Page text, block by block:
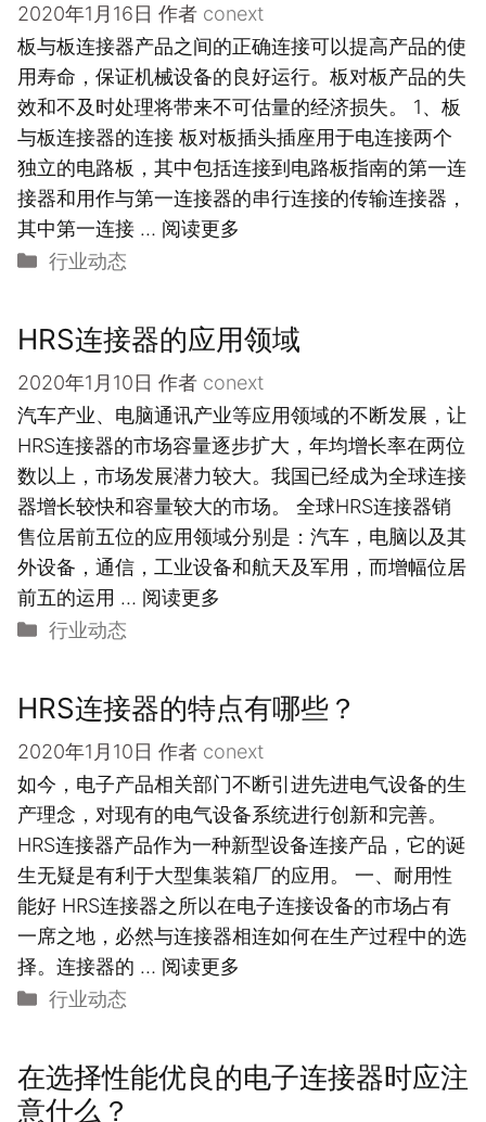
2020年1月16日 作者 conext
板与板连接器产品之间的正确连接可以提高产品的使
用寿命，保证机械设备的良好运行。板对板产品的失
效和不及时处理将带来不可估量的经济损失。 1、板
与板连接器的连接 板对板插头插座用于电连接两个
独立的电路板，其中包括连接到电路板指南的第一连
接器和用作与第一连接器的串行连接的传输连接器，
其中第一连接 … 阅读更多
分
行业动态
HRS连接器的应用领域
2020年1月10日 作者 conext
汽车产业、电脑通讯产业等应用领域的不断发展，让
HRS连接器的市场容量逐步扩大，年均增长率在两位
数以上，市场发展潜力较大。我国已经成为全球连接
器增长较快和容量较大的市场。 全球HRS连接器销
售位居前五位的应用领域分别是：汽车，电脑以及其
外设备，通信，工业设备和航天及军用，而增幅位居
前五的运用 … 阅读更多
分
行业动态
HRS连接器的特点有哪些？
2020年1月10日 作者 conext
如今，电子产品相关部门不断引进先进电气设备的生
产理念，对现有的电气设备系统进行创新和完善。
HRS连接器产品作为一种新型设备连接产品，它的诞
生无疑是有利于大型集装箱厂的应用。 一、耐用性
能好 HRS连接器之所以在电子连接设备的市场占有
一席之地，必然与连接器相连如何在生产过程中的选
择。连接器的 … 阅读更多
分
行业动态
在选择性能优良的电子连接器时应注
意什么？